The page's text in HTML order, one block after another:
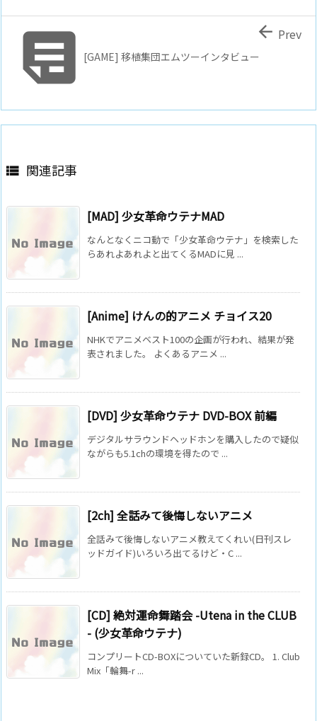
[GAME] 移植集団エムツーインタビュー
 Prev
 関連記事
[MAD] 少女革命ウテナMAD
なんとなくニコ動で「少女革命ウテナ」を検索した
らあれよあれよと出てくるMADに見 ...
[Anime] けんの的アニメ チョイス20
NHKでアニメベスト100の企画が行われ、結果が発
表されました。 よくあるアニメ ...
[DVD] 少女革命ウテナ DVD-BOX 前編
デジタルサラウンドヘッドホンを購入したので疑似
ながらも5.1chの環境を得たので ...
[2ch] 全話みて後悔しないアニメ
全話みて後悔しないアニメ教えてくれい(日刊スレ
ッドガイド)いろいろ出てるけど・C ...
[CD] 絶対運命舞踏会 -Utena in the CLUB
- (少女革命ウテナ)
コンプリートCD-BOXについていた新録CD。 1. Club
Mix「輪舞-r ...